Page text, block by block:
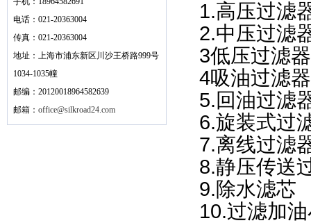
电话：021-20363004
传真：021-20363004
地址：上海市浦东新区川沙王桥路999号
1034-1035幢
邮编：20120018964582639
邮箱： office@silkroad24.com
1.高压过滤
2.中压过滤
3低压过滤器
4吸油过滤器
5.回油过滤
6.旋装式过
7.离线过滤
8.静压传送
9.除水滤芯
10.过滤加